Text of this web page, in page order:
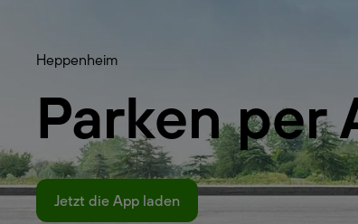
Heppenheim
Parken per
Jetzt die App laden